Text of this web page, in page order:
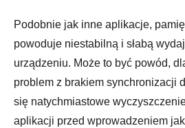
Podobnie jak inne aplikacje,
powoduje niestabilną i słabą
urządzeniu. Może to być powód,
problem z brakiem synchronizacji
się natychmiastowe
aplikacji przed wprowadzeniem